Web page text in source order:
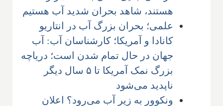
هستند، شاهد بحران شدید آب هستیم
علمی؛ بحران بزرگ آب در انتاریو
کانادا و آمریکا؛ کارشناسان آب: آب
جهان در حال تمام شدن است؛ دریاچه
بزرگ نمک آمریکا تا ۵ سال دیگر
ناپدید می‌شود
ونکوور به زیر آب می‌رود؟ اعلان